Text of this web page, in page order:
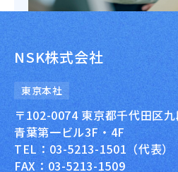
NSK株式会社
東京本社
〒102-0074 東京都千代田区
青葉第一ビル3F・4F
TEL：03-5213-1501（代表）
FAX：03-5213-1509